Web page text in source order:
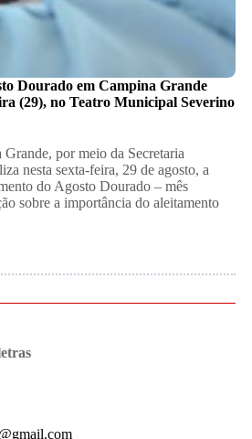
Dourado em Campina Grande
(29), no Teatro Municipal Severino
por meio da Secretaria
nesta sexta-feira, 29 de agosto, a
do Agosto Dourado – mês
sobre a importância do aleitamento